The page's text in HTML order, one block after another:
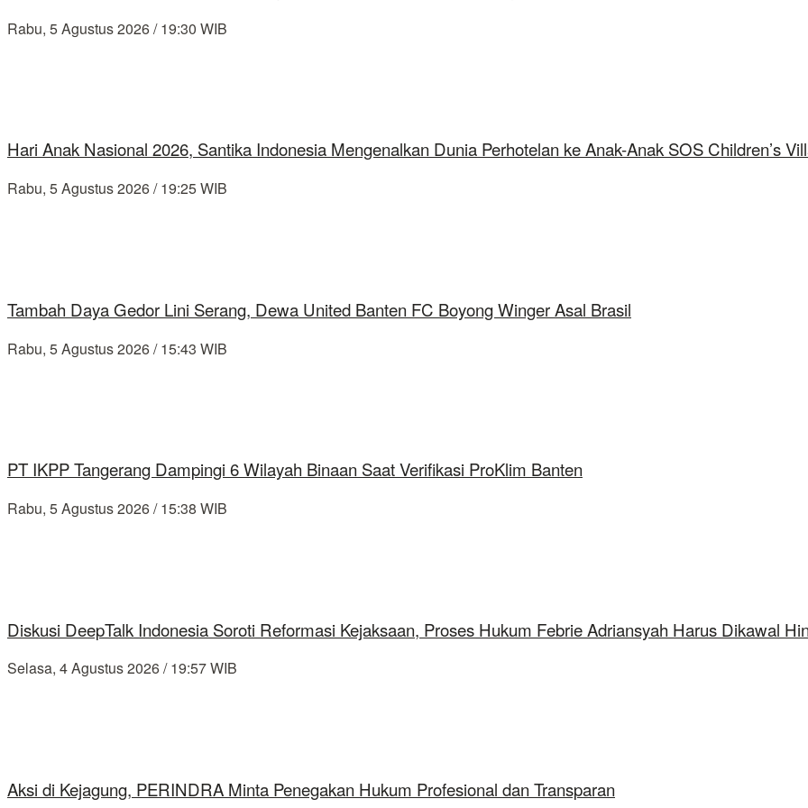
Rabu, 5 Agustus 2026 / 19:30 WIB
Hari Anak Nasional 2026, Santika Indonesia Mengenalkan Dunia Perhotelan ke Anak-Anak SOS Children’s
Rabu, 5 Agustus 2026 / 19:25 WIB
Tambah Daya Gedor Lini Serang, Dewa United Banten FC Boyong Winger Asal Brasil
Rabu, 5 Agustus 2026 / 15:43 WIB
PT IKPP Tangerang Dampingi 6 Wilayah Binaan Saat Verifikasi ProKlim Banten
Rabu, 5 Agustus 2026 / 15:38 WIB
Diskusi DeepTalk Indonesia Soroti Reformasi Kejaksaan, Proses Hukum Febrie Adriansyah Harus Dikawal
Selasa, 4 Agustus 2026 / 19:57 WIB
Aksi di Kejagung, PERINDRA Minta Penegakan Hukum Profesional dan Transparan